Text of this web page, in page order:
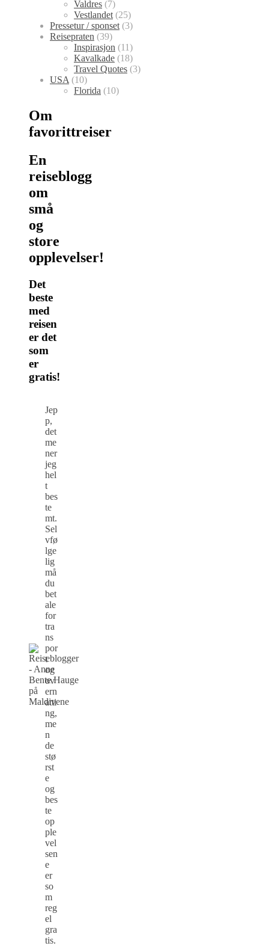
Valdres (7)
Vestlandet (25)
Pressetur / sponset (3)
Reisepraten (39)
Inspirasjon (11)
Kavalkade (18)
Travel Quotes (3)
USA (10)
Florida (10)
Om
favorittreiser
En
reiseblogg
om
små
og
store
opplevelser!
Det
beste
med
reisen
er det
som
er
gratis!
Jep
p,
det
me
ner
jeg
hel
t
bes
te
mt.
Sel
vfø
lge
lig
må
du
bet
ale
for
tra
ns
por
t
og
ov
ern
atti
ng,
me
n
de
stø
rst
e
og
bes
te
op
ple
vel
sen
e
er
so
m
reg
el
gra
tis.